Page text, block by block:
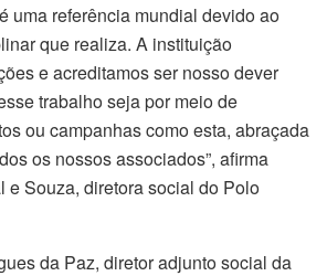
uma referência mundial devido ao
que realiza. A instituição
e acreditamos ser nosso dever
trabalho seja por meio de
ou campanhas como esta, abraçada
os nossos associados”, afirma
e Souza, diretora social do Polo
da Paz, diretor adjunto social da